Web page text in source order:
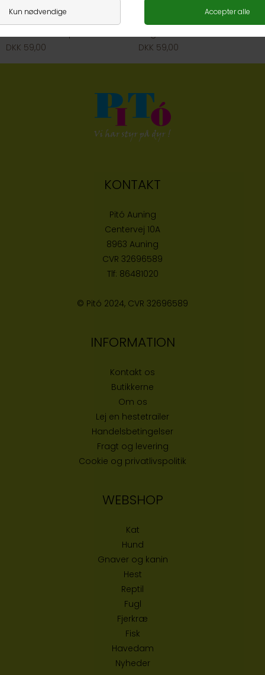
DKK 59,00
DKK 59,00
KONTAKT
Pitó Auning
Centervej 10A
8963 Auning
CVR 32696589
Tlf: 86481020
© Pitó 2024, CVR 32696589
INFORMATION
Kontakt os
Butikkerne
Om os
Lej en hestetrailer
Handelsbetingelser
Fragt og levering
Cookie og privatlivspolitik
WEBSHOP
Kat
Hund
Gnaver og kanin
Hest
Reptil
Fugl
Fjerkræ
Fisk
Havedam
Nyheder